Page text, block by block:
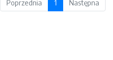
Poprzednia
1 Następna